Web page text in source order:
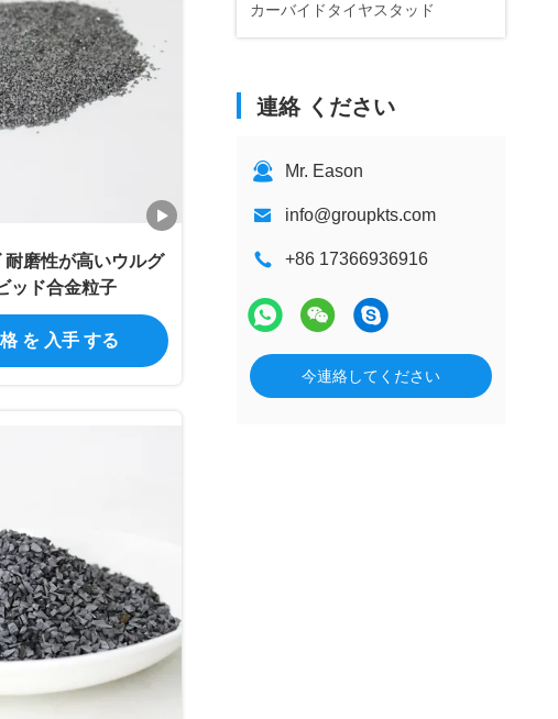
カーバイドタイヤスタッド
連絡 ください
Mr. Eason
info@groupkts.com
+86 17366936916
今連絡してください
磨性が高いウルグ
ッド合金粒子
を 入手 する